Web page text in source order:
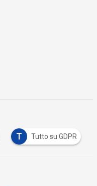
T Tutto su GDPR